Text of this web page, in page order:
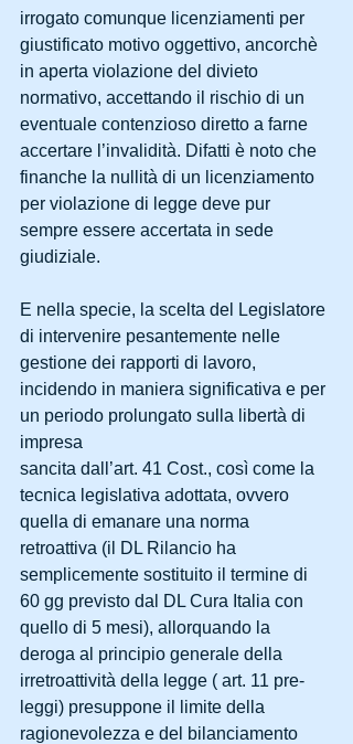
irrogato comunque licenziamenti per
giustificato motivo oggettivo, ancorchè
in aperta violazione del divieto
normativo, accettando il rischio di un
eventuale contenzioso diretto a farne
accertare l’invalidità. Difatti è noto che
finanche la nullità di un licenziamento
per violazione di legge deve pur
sempre essere accertata in sede
giudiziale.
E nella specie, la scelta del Legislatore
di intervenire pesantemente nelle
gestione dei rapporti di lavoro,
incidendo in maniera significativa e per
un periodo prolungato sulla libertà di
impresa
sancita dall’art. 41 Cost., così come la
tecnica legislativa adottata, ovvero
quella di emanare una norma
retroattiva (il DL Rilancio ha
semplicemente sostituito il termine di
60 gg previsto dal DL Cura Italia con
quello di 5 mesi), allorquando la
deroga al principio generale della
irretroattività della legge ( art. 11 pre-
leggi) presuppone il limite della
ragionevolezza e del bilanciamento